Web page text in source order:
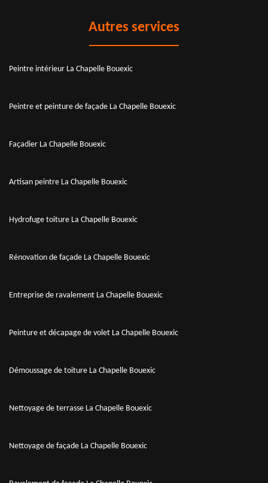
Autres services
Peintre intérieur La Chapelle Bouexic
Peintre et peinture de façade La Chapelle Bouexic
Façadier La Chapelle Bouexic
Artisan peintre La Chapelle Bouexic
Hydrofuge toiture La Chapelle Bouexic
Rénovation de façade La Chapelle Bouexic
Entreprise de ravalement La Chapelle Bouexic
Peinture et décapage de volet La Chapelle Bouexic
Démoussage de toiture La Chapelle Bouexic
Nettoyage de terrasse La Chapelle Bouexic
Nettoyage de façade La Chapelle Bouexic